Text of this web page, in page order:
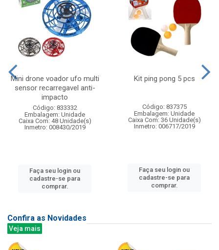
Mini drone voador ufo multi
sensor recarregavel anti-
impacto
Código: 833332
Embalagem: Unidade
Caixa Com: 48 Unidade(s)
Inmetro: 008430/2019
Faça seu login ou
cadastre-se para
comprar.
Kit ping pong 5 pcs
Código: 837375
Embalagem: Unidade
Caixa Com: 36 Unidade(s)
Inmetro: 006717/2019
Faça seu login ou
cadastre-se para
comprar.
Confira as Novidades
Veja mais